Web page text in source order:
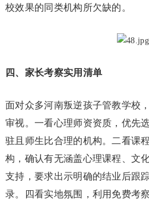
校效果的同类机构所欠缺的。
四、家长考察实用清单
面对众多河南叛逆孩子管教学校
审视。一看心理师资资质，优先
驻且师生比合理的机构。二看课
构，确认有无涵盖心理课程、文
支持，要求出示明确的结业后跟
录。四看实地氛围，利用免费考